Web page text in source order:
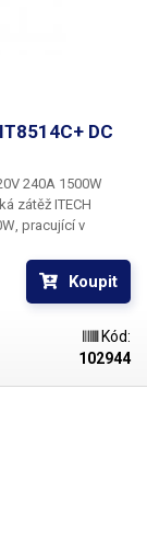
DC
240A 1500W
zátěž ITECH
, pracující v
a řídit s vysokou
mechanické
či odporové
cena - výkon -
odpor,
Koupit
Kód:
102944